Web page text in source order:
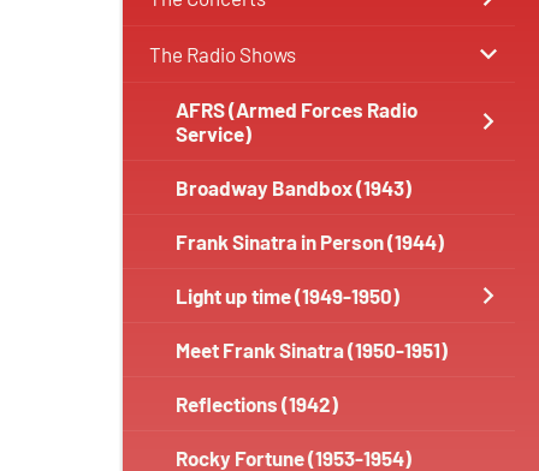
The Radio Shows
AFRS (Armed Forces Radio
Service)
Broadway Bandbox (1943)
Frank Sinatra in Person (1944)
Light up time (1949-1950)
Meet Frank Sinatra (1950-1951)
Reflections (1942)
Rocky Fortune (1953-1954)